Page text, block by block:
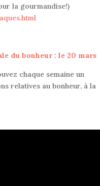
la gourmandise!)
du bonheur : le 20 mars
chaque semaine un
relatives au bonheur, à la